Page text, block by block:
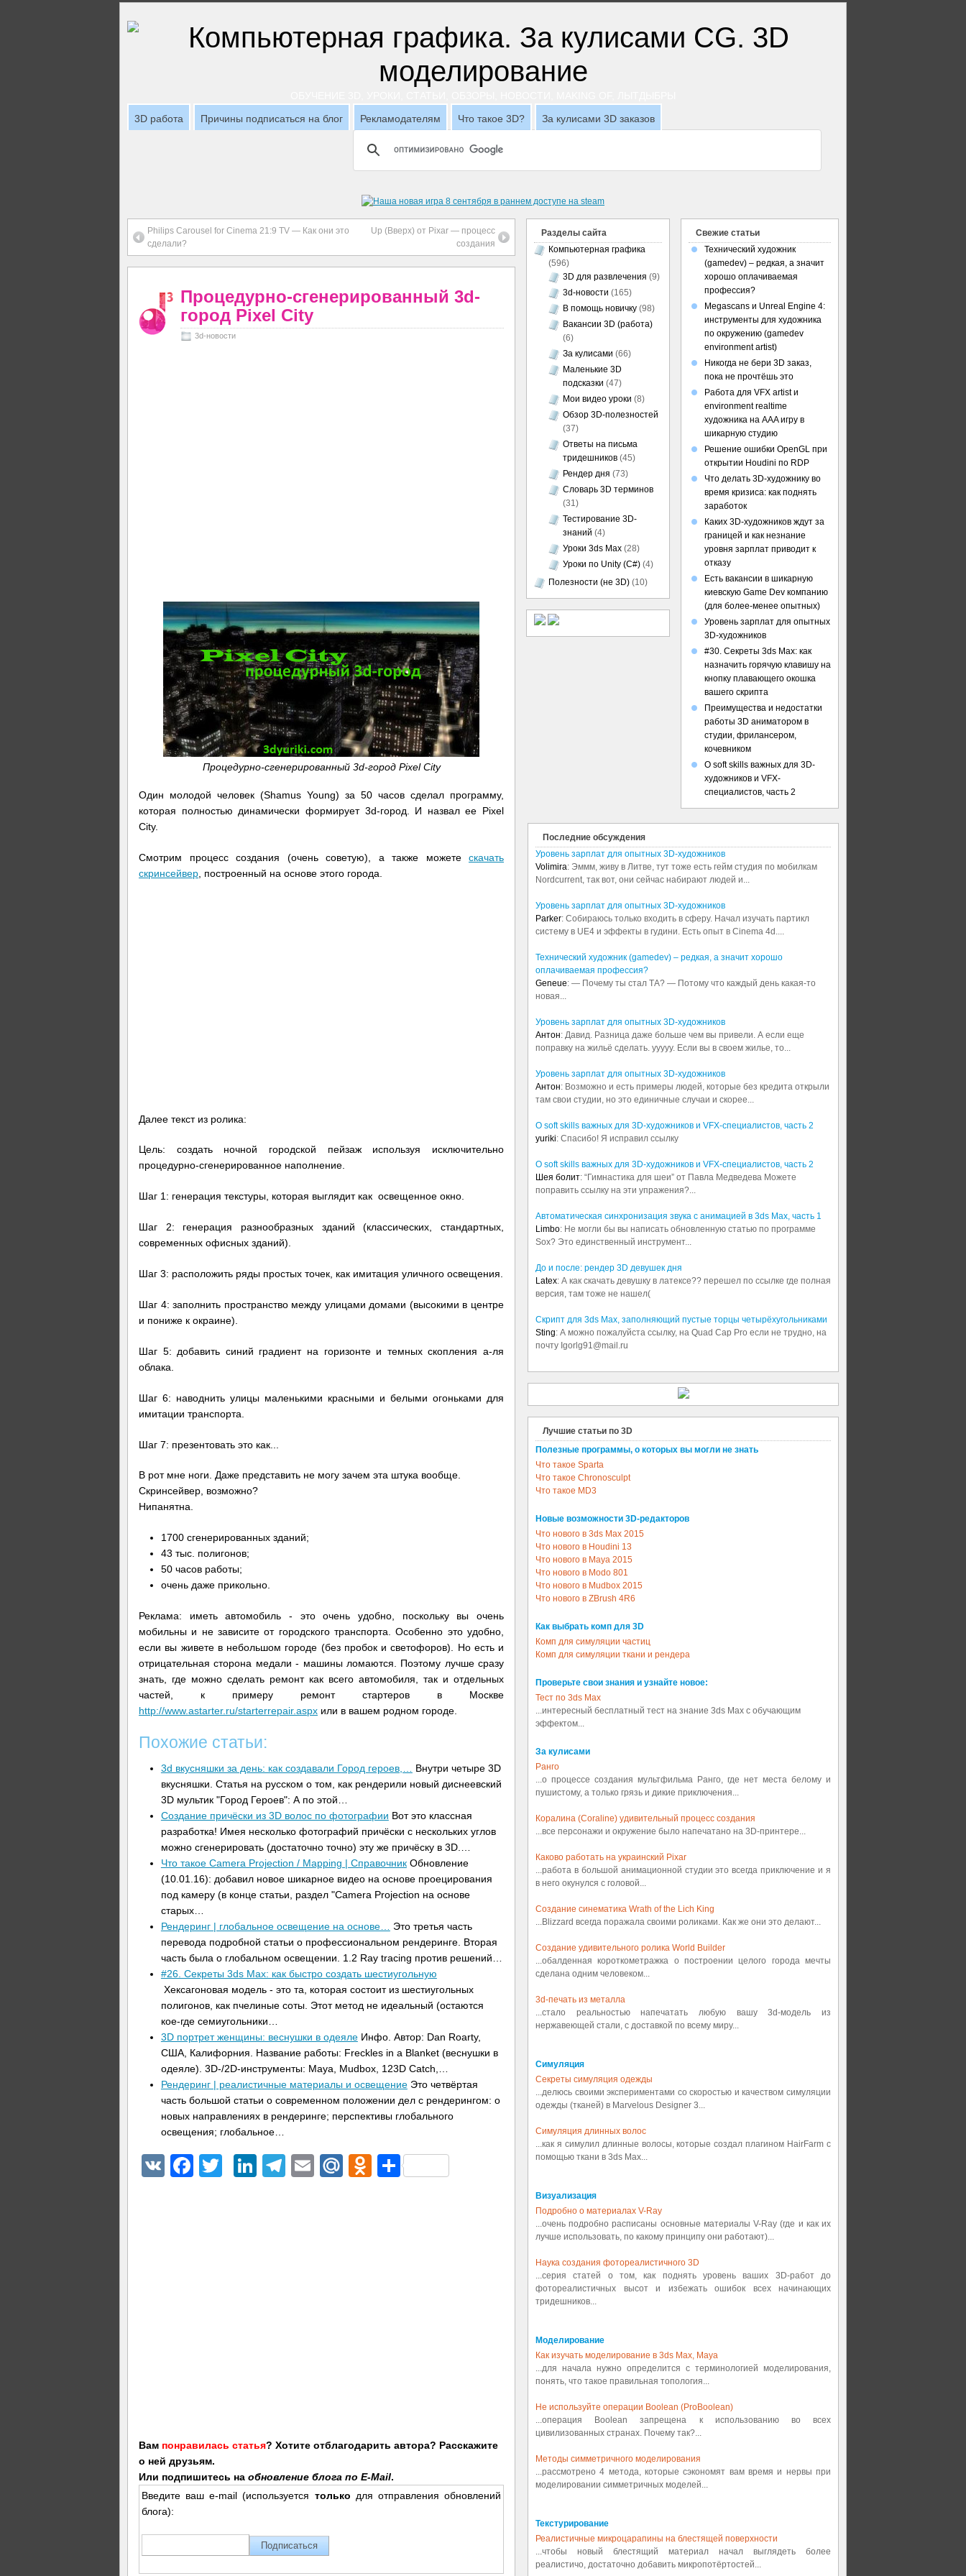
3D работа
Причины подписаться на блог Рекламодателям Что такое 3D? За кулисами 3D заказов
Philips Carousel for Cinema 21:9 TV — Как они это
сделали?
Up (Вверх) от Pixar — процесс
создания
Процедурно-сгенерированный 3d-
город Pixel City
3d-новости
Процедурно-сгенерированный 3d-город Pixel City
Один молодой человек (Shamus Young) за 50 часов сделал программу,
которая полностью динамически формирует 3d-город. И назвал ее Pixel
City.
Смотрим процесс создания (очень советую), а также можете скачать
скринсейвер , построенный на основе этого города.
Далее текст из ролика:
Цель: создать ночной городской пейзаж используя исключительно
процедурно-сгенерированное наполнение.
Шаг 1: генерация текстуры, которая выглядит как освещенное окно.
Шаг 2: генерация разнообразных зданий (классических, стандартных,
современных офисных зданий).
Шаг 3: расположить ряды простых точек, как имитация уличного освещения.
Шаг 4: заполнить пространство между улицами домами (высокими в центре
и пониже к окраине).
Шаг 5: добавить синий градиент на горизонте и темных скопления а-ля
облака.
Шаг 6: наводнить улицы маленькими красными и белыми огоньками для
имитации транспорта.
Шаг 7: презентовать это как...
В рот мне ноги. Даже представить не могу зачем эта штука вообще.
Скринсейвер, возможно?
Нипанятна.
1700 сгенерированных зданий;
43 тыс. полигонов;
50 часов работы;
очень даже прикольно.
Реклама: иметь автомобиль - это очень удобно, поскольку вы очень
мобильны и не зависите от городского транспорта. Особенно это удобно,
если вы живете в небольшом городе (без пробок и светофоров). Но есть и
отрицательная сторона медали - машины ломаются. Поэтому лучше сразу
знать, где можно сделать ремонт как всего автомобиля, так и отдельных
частей, к примеру ремонт стартеров в Москве
http://www.astarter.ru/starterrepair.aspx или в вашем родном городе.
Похожие статьи:
3d вкусняшки за день: как создавали Город героев,…
Внутри четыре 3D
вкусняшки. Статья на русском о том, как рендерили новый диснеевский
3D мультик "Город Героев": А по этой…
Создание причёски из 3D волос по фотографии Вот это классная
разработка! Имея несколько фотографий причёски с нескольких углов
можно сгенерировать (достаточно точно) эту же причёску в 3D.…
Что такое Camera Projection / Mapping | СправочникОбновление
(10.01.16): добавил новое шикарное видео на основе проецирования
под камеру (в конце статьи, раздел "Camera Projection на основе
старых…
Рендеринг | глобальное освещение на основе…
Это третья часть
перевода подробной статьи о профессиональном рендеринге. Вторая
часть была о глобальном освещении. 1.2 Ray tracing против решений…
#26. Секреты 3ds Max: как быстро создать шестиугольную
Хексагоновая модель - это та, которая состоит из шестиугольных
полигонов, как пчелиные соты. Этот метод не идеальный (остаются
кое-где семиугольники…
3D портрет женщины: веснушки в одеялеИнфо. Автор: Dan Roarty,
США, Калифорния. Название работы: Freckles in a Blanket (веснушки в
одеяле). 3D-/2D-инструменты: Maya, Mudbox, 123D Catch,…
Рендеринг | реалистичные материалы и освещениеЭто четвёртая
часть большой статьи о современном положении дел с рендерингом: о
новых направлениях в рендеринге; перспективы глобального
освещения; глобальное…
VK Facebook
TwitterLinkedIn
Telegram
EmailMail.RuOdnoklassniki
Отправить
Вам понравилась статья? Хотите отблагодарить автора? Расскажите
о ней друзьям.
Или подпишитесь на обновление блога по E-Mail.
Введите ваш e-mail (используется только для отправления обновлений
блога):
Свежие статьи
Технический художник
(gamedev) – редкая, а значит
хорошо оплачиваемая
профессия?
Megascans и Unreal Engine 4:
инструменты для художника
по окружению (gamedev
environment artist)
Никогда не бери 3D заказ,
пока не прочтёшь это
Работа для VFX artist и
environment realtime
художника на AAA игру в
шикарную студию
Решение ошибки OpenGL при
открытии Houdini по RDP
Что делать 3D-художнику во
время кризиса: как поднять
заработок
Каких 3D-художников ждут за
границей и как незнание
уровня зарплат приводит к
отказу
Есть вакансии в шикарную
киевскую Game Dev компанию
(для более-менее опытных)
Уровень зарплат для опытных
3D-художников
#30. Секреты 3ds Max: как
назначить горячую клавишу на
кнопку плавающего окошка
вашего скрипта
Преимущества и недостатки
работы 3D аниматором в
студии, фрилансером,
кочевником
О soft skills важных для 3D-
художников и VFX-
специалистов, часть 2
Разделы сайта
Компьютерная графика
(596)
3D для развлечения (9)
3d-новости (165)
В помощь новичку (98)
Вакансии 3D (работа)
(6)
За кулисами (66)
Маленькие 3D
подсказки (47)
Мои видео уроки (8)
Обзор 3D-полезностей
(37)
Ответы на письма
тридешников (45)
Рендер дня (73)
Словарь 3D терминов
(31)
Тестирование 3D-
знаний (4)
Уроки 3ds Max (28)
Уроки по Unity (C#) (4)
Полезности (не 3D) (10)
Последние обсуждения
Уровень зарплат для опытных 3D-художников
Volimira: Эммм, живу в Литве, тут тоже есть гейм студия по мобилкам
Nordcurrent, так вот, они сейчас набирают людей и...
Уровень зарплат для опытных 3D-художников
Parker: Собираюсь только входить в сферу. Начал изучать партикл
систему в UE4 и эффекты в гудини. Есть опыт в Cinema 4d....
Технический художник (gamedev) – редкая, а значит хорошо
оплачиваемая профессия?
Geneue: — Почему ты стал ТА? — Потому что каждый день какая-то
новая...
Уровень зарплат для опытных 3D-художников
Антон: Давид. Разница даже больше чем вы привели. А если еще
поправку на жильё сделать. ууууу. Если вы в своем жилье, то...
Уровень зарплат для опытных 3D-художников
Антон: Возможно и есть примеры людей, которые без кредита открыли
там свои студии, но это единичные случаи и скорее...
О soft skills важных для 3D-художников и VFX-специалистов, часть 2
yuriki: Спасибо! Я исправил ссылку
О soft skills важных для 3D-художников и VFX-специалистов, часть 2
Шея болит: “Гимнастика для шеи” от Павла Медведева Можете
поправить ссылку на эти упражения?...
Автоматическая синхронизация звука с анимацией в 3ds Max, часть 1
Limbo: Не могли бы вы написать обновленную статью по программе
Sox? Это единственный инструмент...
До и после: рендер 3D девушек дня
Latex: А как скачать девушку в латексе?? перешел по ссылке где полная
версия, там тоже не нашел(
Скрипт для 3ds Max, заполняющий пустые торцы четырёхугольниками
Sting: А можно пожалуйста ссылку, на Quad Cap Pro если не трудно, на
почту Igorlg91@mail.ru
Лучшие статьи по 3D
Полезные программы, о которых вы могли не знать
Что такое Sparta
Что такое Chronosculpt
Что такое MD3
Новые возможности 3D-редакторов
Что нового в 3ds Max 2015
Что нового в Houdini 13
Что нового в Maya 2015
Что нового в Modo 801
Что нового в Mudbox 2015
Что нового в ZBrush 4R6
Как выбрать комп для 3D
Комп для симуляции частиц
Комп для симуляции ткани и рендера
Проверьте свои знания и узнайте новое:
Тест по 3ds Max
...интересный бесплатный тест на знание 3ds Max с обучающим
эффектом...
За кулисами
Ранго
...о процессе создания мультфильма Ранго, где нет места белому и
пушистому, а только грязь и дикие приключения...
Коралина (Coraline) удивительный процесс создания
...все персонажи и окружение было напечатано на 3D-принтере...
Каково работать на украинский Pixar
...работа в большой анимационной студии это всегда приключение и я
в него окунулся с головой...
Создание синематика Wrath of the Lich King
...Blizzard всегда поражала своими роликами. Как же они это делают...
Создание удивительного ролика World Builder
...обалденная короткометражка о построении целого города мечты
сделана одним человеком...
3d-печать из металла
...стало реальностью напечатать любую вашу 3d-модель из
нержавеющей стали, с доставкой по всему миру...
Симуляция
Секреты симуляция одежды
...делюсь своими экспериментами со скоростью и качеством симуляции
одежды (тканей) в Marvelous Designer 3...
Симуляция длинных волос
...как я симулил длинные волосы, которые создал плагином HairFarm с
помощью ткани в 3ds Max...
Визуализация
Подробно о материалах V-Ray
...очень подробно расписаны основные материалы V-Ray (где и как их
лучше использовать, по какому принципу они работают)...
Наука создания фотореалистичного 3D
...серия статей о том, как поднять уровень ваших 3D-работ до
фотореалистичных высот и избежать ошибок всех начинающих
тридешников...
Моделирование
Как изучать моделирование в 3ds Max, Maya
...для начала нужно определится с терминологией моделирования,
понять, что такое правильная топология...
Не используйте операции Boolean (ProBoolean)
...операция Boolean запрещена к использованию во всех
цивилизованных странах. Почему так?...
Методы симметричного моделирования
...рассмотрено 4 метода, которые сэкономят вам время и нервы при
моделировании симметричных моделей...
Текстурирование
Реалистичные микроцарапины на блестящей поверхности
...чтобы новый блестящий материал начал выглядеть более
реалистичо, достаточно добавить микропотёртостей...